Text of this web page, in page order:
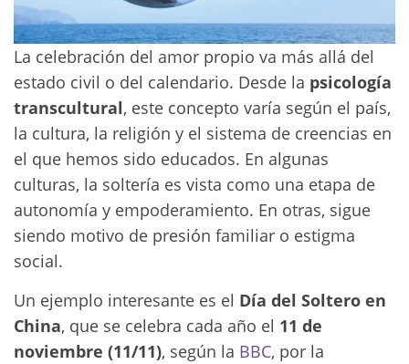
La celebración del amor propio va más allá del
estado civil o del calendario. Desde la psicología
transcultural, este concepto varía según el país,
la cultura, la religión y el sistema de creencias en
el que hemos sido educados. En algunas
culturas, la soltería es vista como una etapa de
autonomía y empoderamiento. En otras, sigue
siendo motivo de presión familiar o estigma
social.
Un ejemplo interesante es el Día del Soltero en
China, que se celebra cada año el 11 de
noviembre (11/11), según la BBC, por la